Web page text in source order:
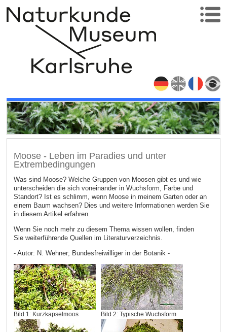
Moose - Leben im Paradies und unter
Extrembedingungen
Was sind Moose? Welche Gruppen von Moosen gibt es und wie
unterscheiden die sich voneinander in Wuchsform, Farbe und
Standort? Ist es schlimm, wenn Moose in meinem Garten oder an
einem Baum wachsen? Dies und weitere Informationen werden Sie
in diesem Artikel erfahren.
Wenn Sie noch mehr zu diesem Thema wissen wollen, finden
Sie weiterführende Quellen im Literaturverzeichnis.
- Autor: N. Wehner; Bundesfreiwilliger in der Botanik -
Bild 1: Kurzkapselmoos Bild 2: Typische Wuchsform